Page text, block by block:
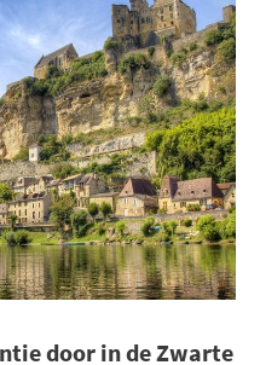
door in de Zwarte